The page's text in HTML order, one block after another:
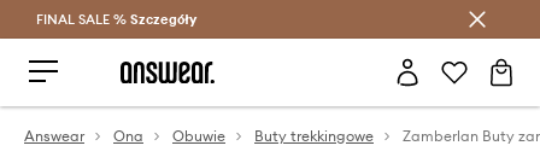
Oszczędzaj z Answear Club >
FINAL SALE % Szczegóły
Answear Ona Obuwie Buty trekkingowe Zamberlan Buty